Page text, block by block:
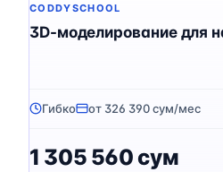
CODDYSCHOOL
3D-моделирование для
Гибко от 326 390 сум/мес
1 305 560 сум